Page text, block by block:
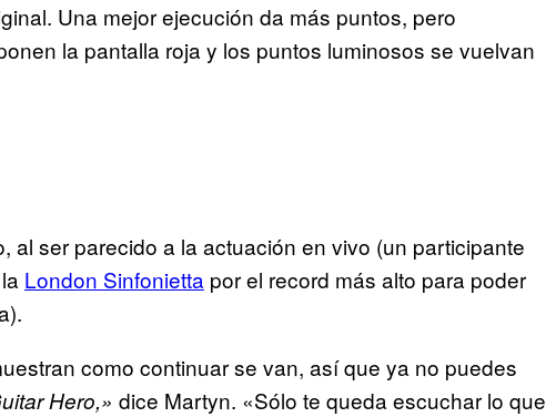
Una mejor ejecución da más puntos, pero
la pantalla roja y los puntos luminosos se vuelvan
al ser parecido a la actuación en vivo (un participante
London Sinfonietta por el record más alto para poder
como continuar se van, así que ya no puedes
Hero,» dice Martyn. «Sólo te queda escuchar lo que